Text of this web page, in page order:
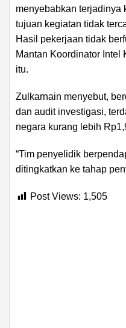
menyebabkan terjadinya
tujuan kegiatan tidak
Hasil pekerjaan tidak
Mantan Koordinator Intel
itu.
Zulkarnain menyebut,
dan audit investigasi,
negara kurang lebih
“Tim penyelidik
ditingkatkan ke tahap
Post Views: 1,505